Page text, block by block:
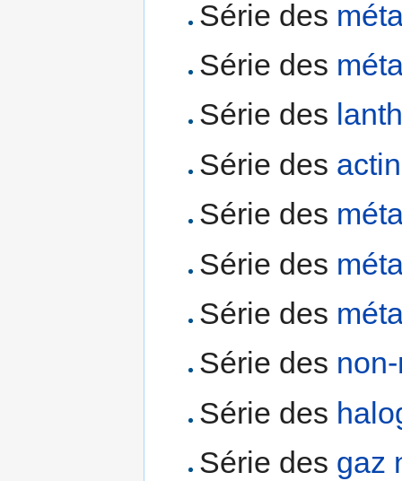
Série des
Série des
Série des
Série des
Série des
Série des
Série des
Série des
Série des
Série des gaz